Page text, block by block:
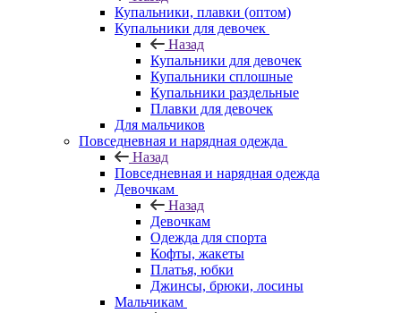
Купальники, плавки (оптом)
Купальники для девочек
Назад
Купальники для девочек
Купальники сплошные
Купальники раздельные
Плавки для девочек
Для мальчиков
Повседневная и нарядная одежда
Назад
Повседневная и нарядная одежда
Девочкам
Назад
Девочкам
Одежда для спорта
Кофты, жакеты
Платья, юбки
Джинсы, брюки, лосины
Мальчикам